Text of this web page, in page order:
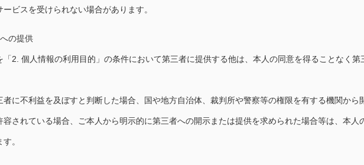
ビスを受けられない場合があります。
の提供
2. 個人情報の利用目的」の条件において第三者に提供する他は、本人の同意を得ることなく第
者に不利益を及ぼすと判断した場合、国や地方自治体、裁判所や警察等の権限を有する機関から
容されている場合、ご本人から明示的に第三者への開示または提供を求められた場合等は、本人
。